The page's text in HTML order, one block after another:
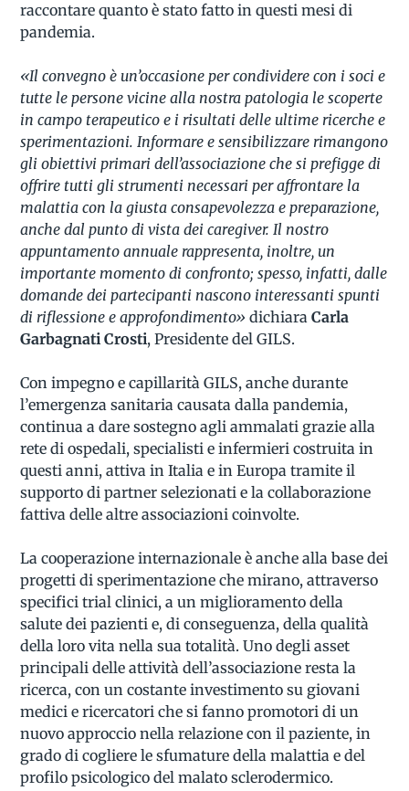
raccontare quanto è stato fatto in questi mesi di
pandemia.
«Il convegno è un’occasione per condividere con i soci e
tutte le persone vicine alla nostra patologia le scoperte
in campo terapeutico e i risultati delle ultime ricerche e
sperimentazioni. Informare e sensibilizzare rimangono
gli obiettivi primari dell’associazione che si prefigge di
offrire tutti gli strumenti necessari per affrontare la
malattia con la giusta consapevolezza e preparazione,
anche dal punto di vista dei caregiver. Il nostro
appuntamento annuale rappresenta, inoltre, un
importante momento di confronto; spesso, infatti, dalle
domande dei partecipanti nascono interessanti spunti
di riflessione e approfondimento» dichiaraCarla
Garbagnati Crosti, Presidente del GILS.
Con impegno e capillarità GILS, anche durante
l’emergenza sanitaria causata dalla pandemia,
continua a dare sostegno agli ammalati grazie alla
rete di ospedali, specialisti e infermieri costruita in
questi anni, attiva in Italia e in Europa tramite il
supporto di partner selezionati e la collaborazione
fattiva delle altre associazioni coinvolte.
La cooperazione internazionale è anche alla base dei
progetti di sperimentazione che mirano, attraverso
specifici trial clinici, a un miglioramento della
salute dei pazienti e, di conseguenza, della qualità
della loro vita nella sua totalità. Uno degli asset
principali delle attività dell’associazione resta la
ricerca, con un costante investimento su giovani
medici e ricercatori che si fanno promotori di un
nuovo approccio nella relazione con il paziente, in
grado di cogliere le sfumature della malattia e del
profilo psicologico del malato sclerodermico.